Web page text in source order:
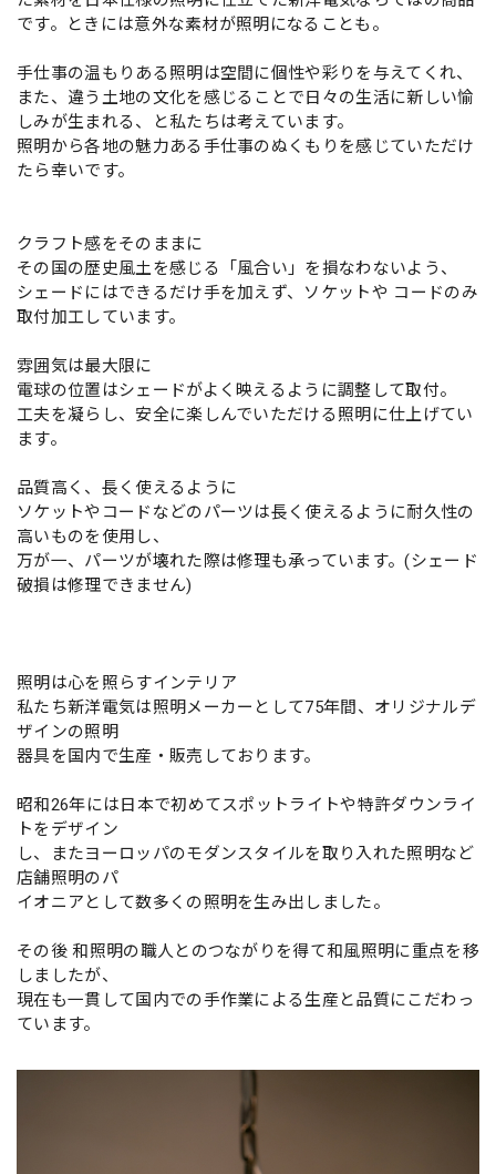
です。ときには意外な素材が照明になることも。
手仕事の温もりある照明は空間に個性や彩りを与えてくれ、
また、違う土地の文化を感じることで日々の生活に新しい愉
しみが生まれる、と私たちは考えています。
照明から各地の魅力ある手仕事のぬくもりを感じていただけ
たら幸いです。
クラフト感をそのままに
その国の歴史風土を感じる「風合い」を損なわないよう、
シェードにはできるだけ手を加えず、ソケットや コードのみ
取付加工しています。
雰囲気は最大限に
電球の位置はシェードがよく映えるように調整して取付。
工夫を凝らし、安全に楽しんでいただける照明に仕上げてい
ます。
品質高く、長く使えるように
ソケットやコードなどのパーツは長く使えるように耐久性の
高いものを使用し、
万が一、パーツが壊れた際は修理も承っています。(シェード
破損は修理できません)
照明は心を照らすインテリア
私たち新洋電気は照明メーカーとして75年間、オリジナルデ
ザインの照明
器具を国内で生産・販売しております。
昭和26年には日本で初めてスポットライトや特許ダウンライ
トをデザイン
し、またヨーロッパのモダンスタイルを取り入れた照明など
店舗照明のパ
イオニアとして数多くの照明を生み出しました。
その後 和照明の職人とのつながりを得て和風照明に重点を移
しましたが、
現在も一貫して国内での手作業による生産と品質にこだわっ
ています。